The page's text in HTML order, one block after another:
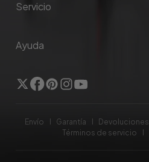
Servicio
Ayuda
GorjeoFacebook
Pinterest
Instagram
YouTube
Envío Garantía Devoluciones
Términos de servicio